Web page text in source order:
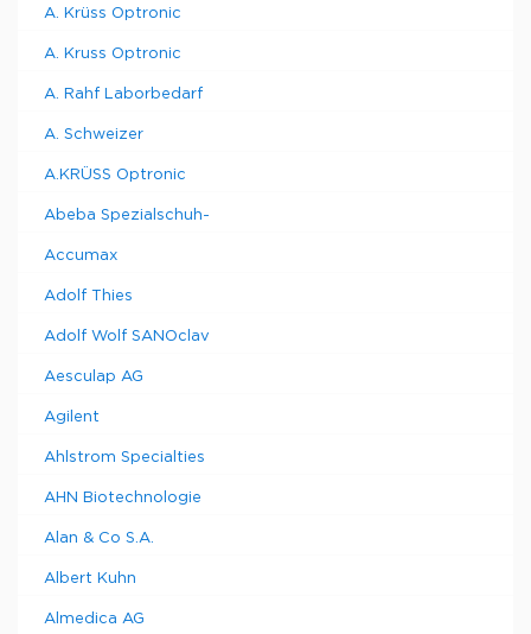
A. Krüss Optronic
A. Kruss Optronic
A. Rahf Laborbedarf
A. Schweizer
A.KRÜSS Optronic
Abeba Spezialschuh-
Accumax
Adolf Thies
Adolf Wolf SANOclav
Aesculap AG
Agilent
Ahlstrom Specialties
AHN Biotechnologie
Alan & Co S.A.
Albert Kuhn
Almedica AG